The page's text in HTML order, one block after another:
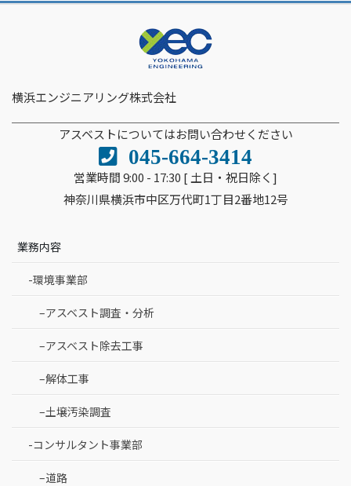
横浜エンジニアリング株式会社
アスベストについてはお問い合わせください
045-664-3414
営業時間 9:00 - 17:30 [ 土日・祝日除く]
神奈川県横浜市中区万代町1丁目2番地12号
業務内容
-環境事業部
–アスベスト調査・分析
–アスベスト除去工事
–解体工事
–土壌汚染調査
-コンサルタント事業部
–道路